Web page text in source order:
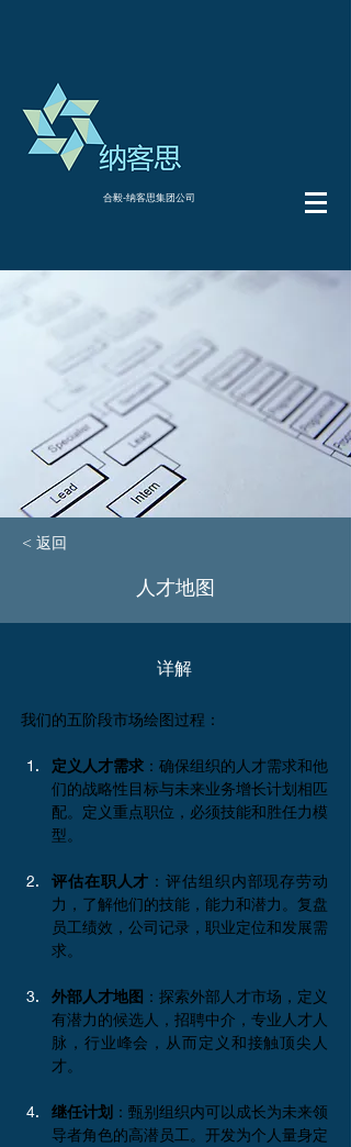
合毅-纳客思集团公司
< 返回
人才地图
​详解
我们的五阶段市场绘图过程：
定义人才需求 ：确保组织的人才需求和他
们的战略性目标与未来业务增长计划相匹
配。定义重点职位，必须技能和胜任力模
型。
评估在职人才 ：评估组织内部现存劳动
力，了解他们的技能，能力和潜力。复盘
员工绩效，公司记录，职业定位和发展需
求。
外部人才地图 ：探索外部人才市场，定义
有潜力的候选人，招聘中介，专业人才人
脉，行业峰会，从而定义和接触顶尖人
才。
继任计划 ：甄别组织内可以成长为未来领
导者角色的高潜员工。开发为个人量身定